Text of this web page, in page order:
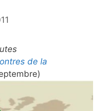
de la